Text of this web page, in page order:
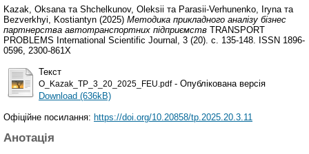
Kazak, Oksana та Shchelkunov, Oleksii та Parasii-Verhunenko, Iryna та
Bezverkhyi, Kostiantyn (2025) Методика прикладного аналізу бізнес
партнерства автотранспортних підприємств TRANSPORT
PROBLEMS International Scientific Journal, 3 (20). с. 135-148. ISSN 1896-
0596, 2300-861X
Текст
O_Kazak_TP_3_20_2025_FEU.pdf- Опублікована версія
Download (636kB)
Офіційне посилання: https://doi.org/10.20858/tp.2025.20.3.11
Анотація